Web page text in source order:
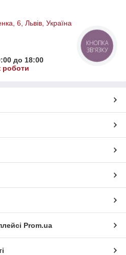
6, Львів, Україна
до 18:00
роботи
Prom.ua
КНОПКА
ЗВ'ЯЗКУ